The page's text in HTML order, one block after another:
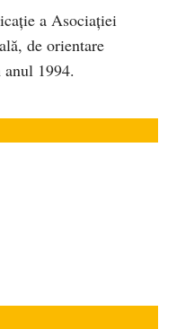
a Asociaţiei
de orientare
1994.